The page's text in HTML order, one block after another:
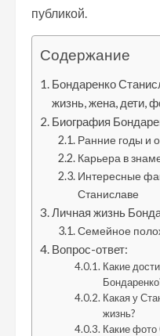
публикой.
Содержание
Бондаренко
жизнь, жена, дети,
Биография
Ранние годы и
Карьера в
Интересные
Станиславе
Личная жизнь
Семейное
Вопрос-ответ:
Какие
Какая у
жизнь?
Какие фото